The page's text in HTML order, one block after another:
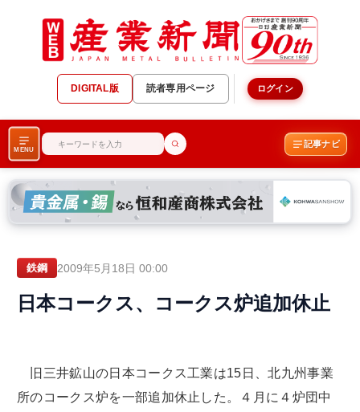
DIGITAL版 読者専用ページ ログイン
MENU
記事ナビ
鉄鋼 2009年5月18日 00:00
日本コークス、コークス炉追加休止
旧三井鉱山の日本コークス工業は15日、北九州事業
所のコークス炉を一部追加休止した。４月に４炉団中